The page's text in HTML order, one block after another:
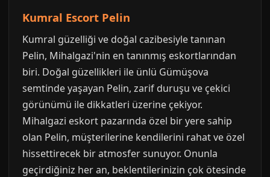
Kumral Escort Pelin
Kumral güzelliği ve doğal cazibesiyle tanınan
Pelin, Mihalgazi'nin en tanınmış eskortlarından
biri. Doğal güzellikleri ile ünlü Gümüşova
semtinde yaşayan Pelin, zarif duruşu ve çekici
görünümü ile dikkatleri üzerine çekiyor.
Mihalgazi eskort pazarında özel bir yere sahip
olan Pelin, müşterilerine kendilerini rahat ve özel
hissettirecek bir atmosfer sunuyor. Onunla
geçirdiğiniz her an, beklentilerinizin çok ötesinde